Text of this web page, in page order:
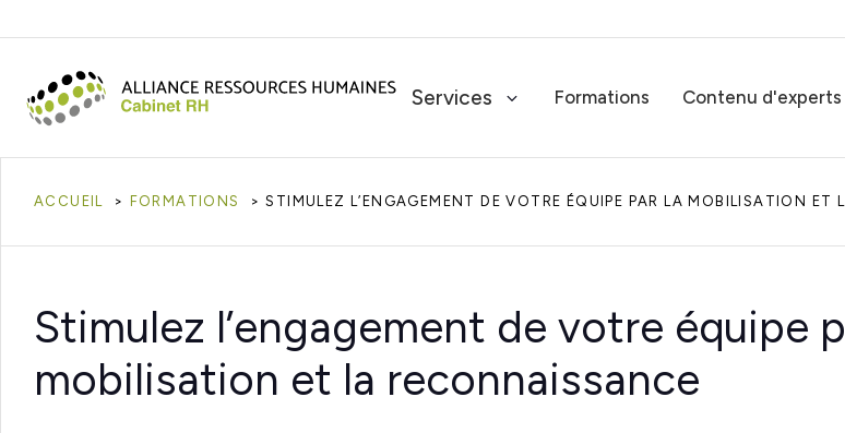
Services
Solutions RH sur mesure
Rémunération globale
Experts en rémunération globale
Formations Contenu d'experts
ACCUEIL FORMATIONS STIMULEZ L’ENGAGEMENT DE VOTRE ÉQUIPE PAR LA MOBILISATION ET
Stimulez l’engagement de votre équipe
mobilisation et la reconnaissance